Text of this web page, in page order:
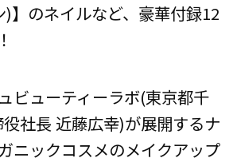
)】のネイルなど、豪華付録12
ビューティーラボ(東京都千
社長 近藤広幸)が展開するナ
ニックコスメのメイクアップ